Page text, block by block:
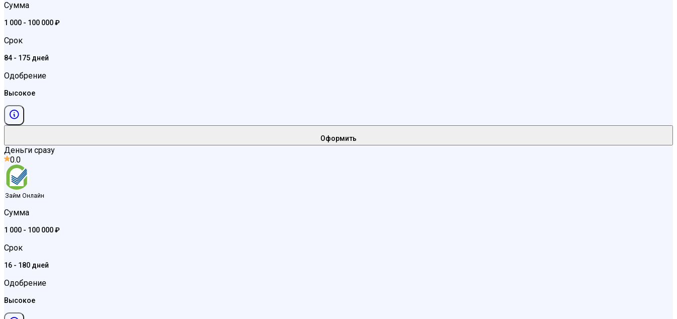
Сумма
1 000 - 100 000 ₽
Срок
84 - 175 дней
Одобрение
Высокое
Оформить
Деньги сразу
0.0
Займ Онлайн
Сумма
1 000 - 100 000 ₽
Срок
16 - 180 дней
Одобрение
Высокое